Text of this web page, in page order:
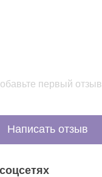
первый отзыв
Написать отзыв